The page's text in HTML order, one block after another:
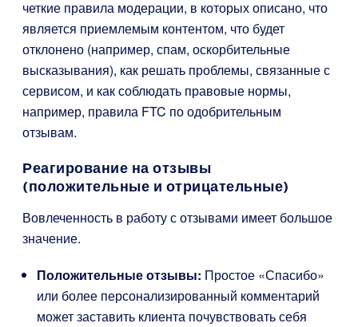
четкие правила модерации, в которых описано, что
является приемлемым контентом, что будет
отклонено (например, спам, оскорбительные
высказывания), как решать проблемы, связанные с
сервисом, и как соблюдать правовые нормы,
например, правила FTC по одобрительным
отзывам.
Реагирование на отзывы
(положительные и отрицательные)
Вовлеченность в работу с отзывами имеет большое
значение.
Положительные отзывы: Простое «Спасибо»
или более персонализированный комментарий
может заставить клиента почувствовать себя